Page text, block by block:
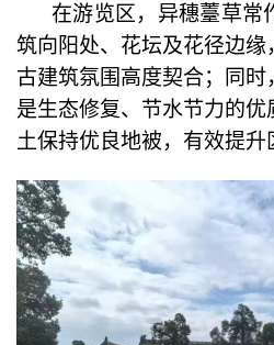
在游览区，异穗薹草常
筑向阳处、花坛及花径边缘
古建筑氛围高度契合；同时
是生态修复、节水节力的
土保持优良地被，有效提升